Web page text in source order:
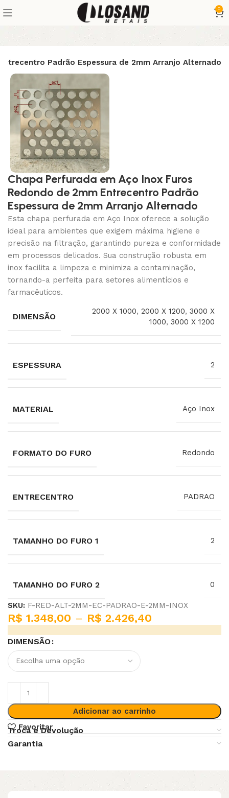
0
Padrão Espessura de 2mm Arranjo Alternado
Chapa Perfurada em Aço Inox Furos
Redondo de 2mm Entrecentro Padrão
Espessura de 2mm Arranjo Alternado
Esta chapa perfurada em Aço Inox oferece a solução
ideal para ambientes que exigem máxima higiene e
precisão na filtração, garantindo pureza e conformidade
em processos delicados. Sua construção robusta em
inox facilita a limpeza e minimiza a contaminação,
tornando-a perfeita para setores alimentícios e
farmacêuticos.
DIMENSÃO
2000 X 1000,2000 X 1200,3000 X
1000,3000 X 1200
ESPESSURA 2
MATERIAL Aço Inox
FORMATO DO FURO Redondo
ENTRECENTRO PADRAO
TAMANHO DO FURO 1 2
TAMANHO DO FURO 2 0
SKU: F-RED-ALT-2MM-EC-PADRAO-E-2MM-INOX
R$ 1.348,00 – R$ 2.426,40
DIMENSÃO
Adicionar ao carrinho
Favoritar
Troca e Devolução
Garantia